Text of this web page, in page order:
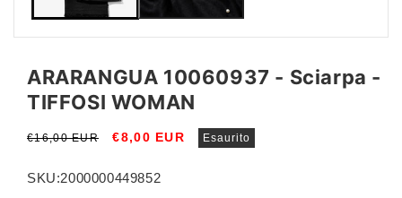
ARARANGUA 10060937 - Sciarpa -
TIFFOSI WOMAN
Prezzo
listino
€16,00 EUR
Prezzo
€8,00 EUR Esaurito
SKU:2000000449852